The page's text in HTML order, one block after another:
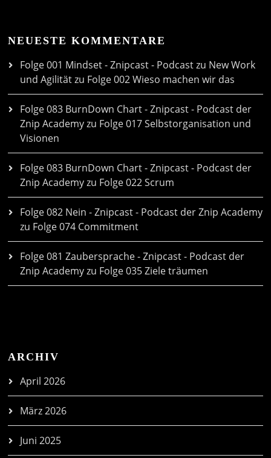
NEUESTE KOMMENTARE
Folge 001 Mindset - Znipcast - Podcast zu New Work
und Agilitätzu Folge 002 Wieso machen wir das
Folge 083 BurnDown Chart - Znipcast - Podcast der
Znip Academyzu Folge 017 Selbstorganisation und
Visionen
Folge 083 BurnDown Chart - Znipcast - Podcast der
Znip Academyzu Folge 022 Scrum
Folge 082 Nein - Znipcast - Podcast der Znip Academy
zu Folge 074 Commitment
Folge 081 Zaubersprache - Znipcast - Podcast der
Znip Academyzu Folge 035 Ziele träumen
ARCHIV
April 2026
März 2026
Juni 2025